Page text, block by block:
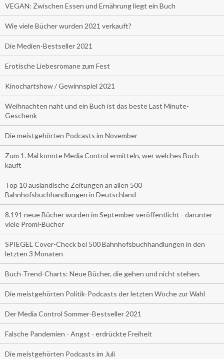
VEGAN: Zwischen Essen und Ernährung liegt ein Buch
Wie viele Bücher wurden 2021 verkauft?
Die Medien-Bestseller 2021
Erotische Liebesromane zum Fest
Kinochartshow / Gewinnspiel 2021
Weihnachten naht und ein Buch ist das beste Last Minute-
Geschenk
Die meistgehörten Podcasts im November
Zum 1. Mal konnte Media Control ermitteln, wer welches Buch
kauft
Top 10 ausländische Zeitungen an allen 500
Bahnhofsbuchhandlungen in Deutschland
8.191 neue Bücher wurden im September veröffentlicht - darunter
viele Promi-Bücher
SPIEGEL Cover-Check bei 500 Bahnhofsbuchhandlungen in den
letzten 3 Monaten
Buch-Trend-Charts: Neue Bücher, die gehen und nicht stehen.
Die meistgehörten Politik-Podcasts der letzten Woche zur Wahl
Der Media Control Sommer-Bestseller 2021
Falsche Pandemien - Angst - erdrückte Freiheit
Die meistgehörten Podcasts im Juli